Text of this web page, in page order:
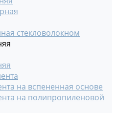
стекловолокном
на вспененная основе
на полипропиленовой